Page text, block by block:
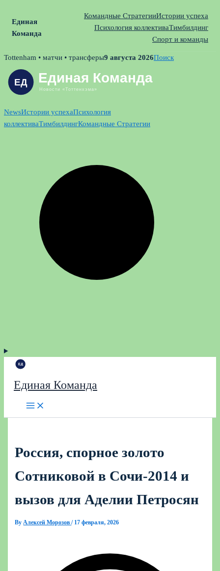
Единая
Команда
Командные СтратегииИстории успеха
Психология коллективаТимбилдинг
Спорт и команды
Skip
content
Tottenham • матчи • трансферы9 августа 2026Поиск
NewsИстории успехаПсихология
коллективаТимбилдингКомандные Стратегии
Единая Команда
Россия, спорное золото
Сотниковой в Сочи‑2014 и
вызов для Аделии Петросян
ByАлексей Морозов/ 17 февраля, 2026